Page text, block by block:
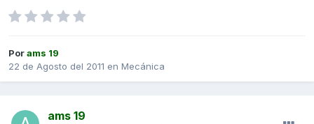
Porams 19
22 de Agosto del 2011 en Mecánica
ams 19